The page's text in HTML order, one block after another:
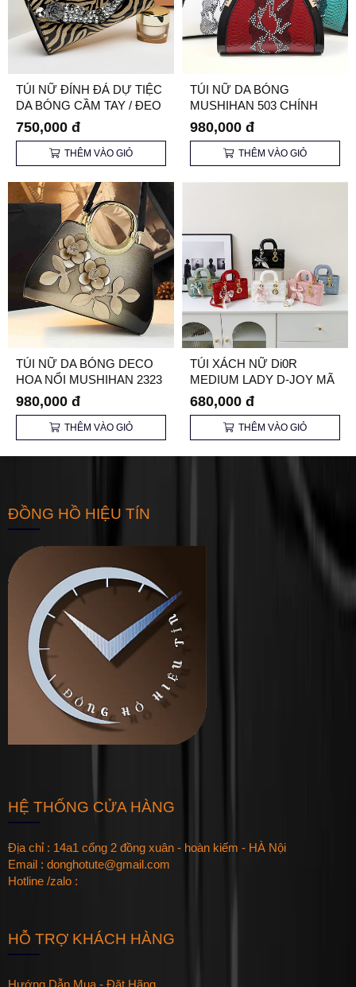
TÚI NỮ ĐÍNH ĐÁ DỰ TIỆC
DA BÓNG CẦM TAY / ĐEO
CHÉO
750,000 đ
THÊM VÀO GIỎ
TÚI NỮ DA BÓNG
MUSHIHAN 503 CHÍNH
HÃNG
980,000 đ
THÊM VÀO GIỎ
TÚI NỮ DA BÓNG DECO
HOA NỔI MUSHIHAN 2323
CHÍNH HÃNG
980,000 đ
THÊM VÀO GIỎ
TÚI XÁCH NỮ Di0R
MEDIUM LADY D-JOY MÃ
3003
680,000 đ
THÊM VÀO GIỎ
ĐỒNG HỒ HIỆU TÍN
HỆ THỐNG CỬA HÀNG
Địa chỉ : 14a1 cổng 2 đồng xuân - hoàn kiếm - HÀ Nội
Email : donghotute@gmail.com
Hotline /zalo :
HỖ TRỢ KHÁCH HÀNG
Hướng Dẫn Mua - Đặt Hãng